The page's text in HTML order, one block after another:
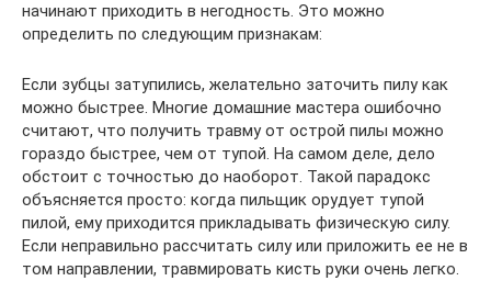
начинают приходить в негодность. Это можно
определить по следующим признакам:
Если зубцы затупились, желательно заточить пилу как
можно быстрее. Многие домашние мастера ошибочно
считают, что получить травму от острой пилы можно
гораздо быстрее, чем от тупой. На самом деле, дело
обстоит с точностью до наоборот. Такой парадокс
объясняется просто: когда пильщик орудует тупой
пилой, ему приходится прикладывать физическую силу.
Если неправильно рассчитать силу или приложить ее не в
том направлении, травмировать кисть руки очень легко.